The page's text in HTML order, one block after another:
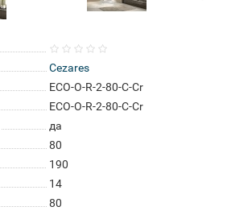
Cezares
ECO-O-R-2-80-C-Cr
ECO-O-R-2-80-C-Cr
да
80
190
14
80